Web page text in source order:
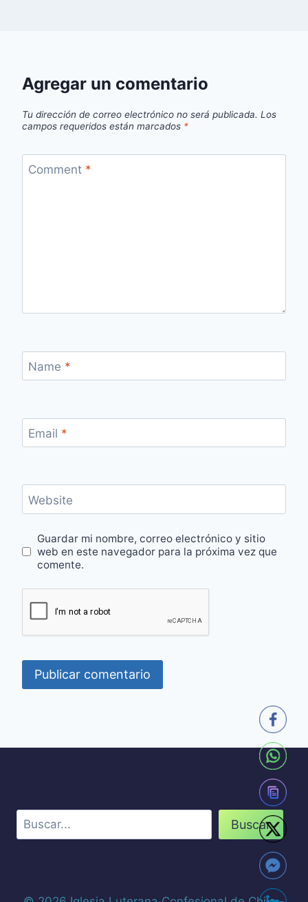
Agregar un comentario
Tu dirección de correo electrónico no será publicada. Los
campos requeridos están marcados *
Comment *
Name *
Email *
Website
Guardar mi nombre, correo electrónico y sitio
web en este navegador para la próxima vez que
comente.
Buscar Buscar